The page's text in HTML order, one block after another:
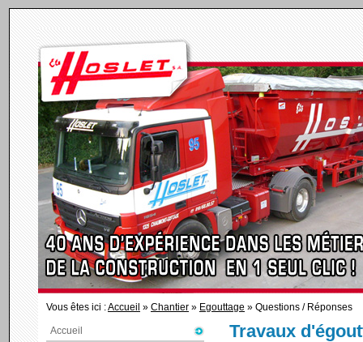
Vous êtes ici :Accueil » Chantier » Egouttage » Questions / Réponses
Accueil
Travaux